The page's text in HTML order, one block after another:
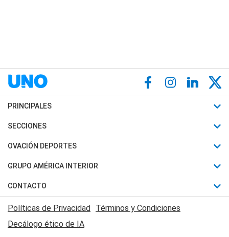
PRINCIPALES
Últimas Noticias
Política
Judiciales
Economia
SECCIONES
Horóscopo
Motores
Trucos caseros
Series y Películas
Edictos y Solicitadas
OVACIÓN DEPORTES
Fútbol
Mundial
Automovilismo
Rugby
GRUPO AMÉRICA INTERIOR
Canal 7 en Vivo
CONTACTO
Acerca de Nosotros
Contactanos
Políticas de Privacidad Términos y Condiciones
Decálogo ético de IA